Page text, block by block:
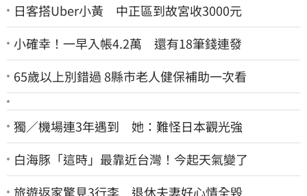
日客搭Uber小黃 中正區到故宮收3000元
小確幸！一早入帳4.2萬 還有18筆錢連發
65歲以上別錯過 8縣市老人健保補助一次看
獨／機場連3年遇到 她：難怪日本觀光強
白海豚「這時」最靠近台灣！今起天氣變了
旅遊返家驚見3行李 退休夫妻好心情全毀